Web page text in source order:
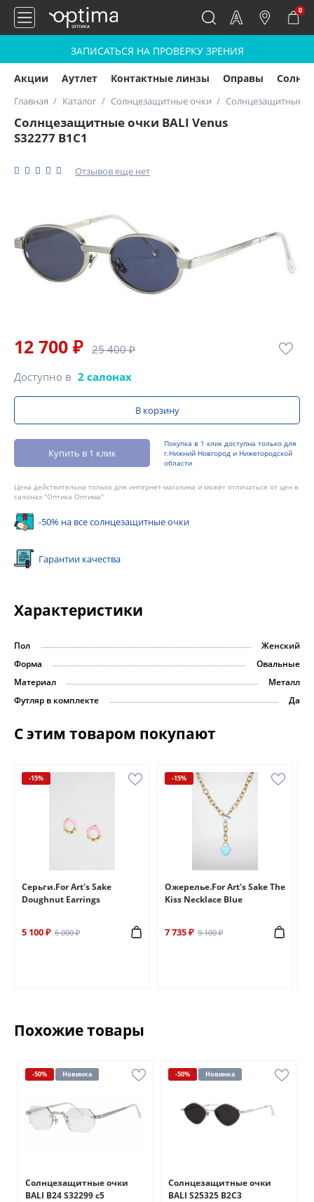
0
ЗАПИСАТЬСЯ НА ПРОВЕРКУ ЗРЕНИЯ
Акции Аутлет Контактные линзы Оправы
Главная Каталог Солнцезащитные очки Солнцезащитные
Солнцезащитные очки BALI Venus
S32277 B1C1
Отзывов еще нет
12 700 ₽ 25 400 ₽
Доступно в 2 салонах
В корзину
Купить в 1 клик
Покупка в 1 клик доступна только для
г.Нижний Новгород и Нижегородской
области
Цена действительна только для интернет-магазина и может отличаться от цен в
салонах "Оптика Оптима"
-50% на все солнцезащитные очки
Гарантии качества
Характеристики
Пол
Женский
Форма
Овальные
Материал
Металл
Футляр в комплекте
Да
С этим товаром покупают
-15%
Серьги.For Art's Sake
Doughnut Earrings
5 100 ₽ 6 000 ₽
-15%
Ожерелье.For Art's Sake The
Kiss Necklace Blue
7 735 ₽ 9 100 ₽
Похожие товары
-50% Новинка
Солнцезащитные очки
BALI B24 S32299 c5
-50% Новинка
Солнцезащитные очки
BALI S25325 B2C3